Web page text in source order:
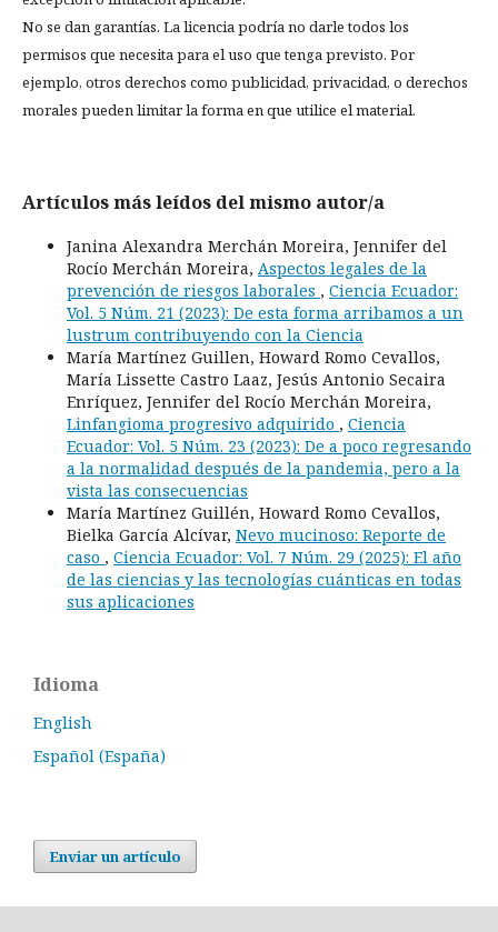
No se dan garantías. La licencia podría no darle todos los
permisos que necesita para el uso que tenga previsto. Por
ejemplo, otros derechos como publicidad, privacidad, o derechos
morales pueden limitar la forma en que utilice el material.
Artículos más leídos del mismo autor/a
Janina Alexandra Merchán Moreira, Jennifer del
Rocío Merchán Moreira, Aspectos legales de la
prevención de riesgos laborales , Ciencia Ecuador:
Vol. 5 Núm. 21 (2023): De esta forma arribamos a un
lustrum contribuyendo con la Ciencia
María Martínez Guillen, Howard Romo Cevallos,
María Lissette Castro Laaz, Jesús Antonio Secaira
Enríquez, Jennifer del Rocío Merchán Moreira,
Linfangioma progresivo adquirido , Ciencia
Ecuador: Vol. 5 Núm. 23 (2023): De a poco regresando
a la normalidad después de la pandemia, pero a la
vista las consecuencias
María Martínez Guillén, Howard Romo Cevallos,
Bielka García Alcívar, Nevo mucinoso: Reporte de
caso , Ciencia Ecuador: Vol. 7 Núm. 29 (2025): El año
de las ciencias y las tecnologías cuánticas en todas
sus aplicaciones
Idioma
English
Español (España)
Enviar un artículo